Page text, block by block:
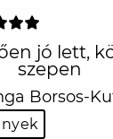
jó lett,
Kinga